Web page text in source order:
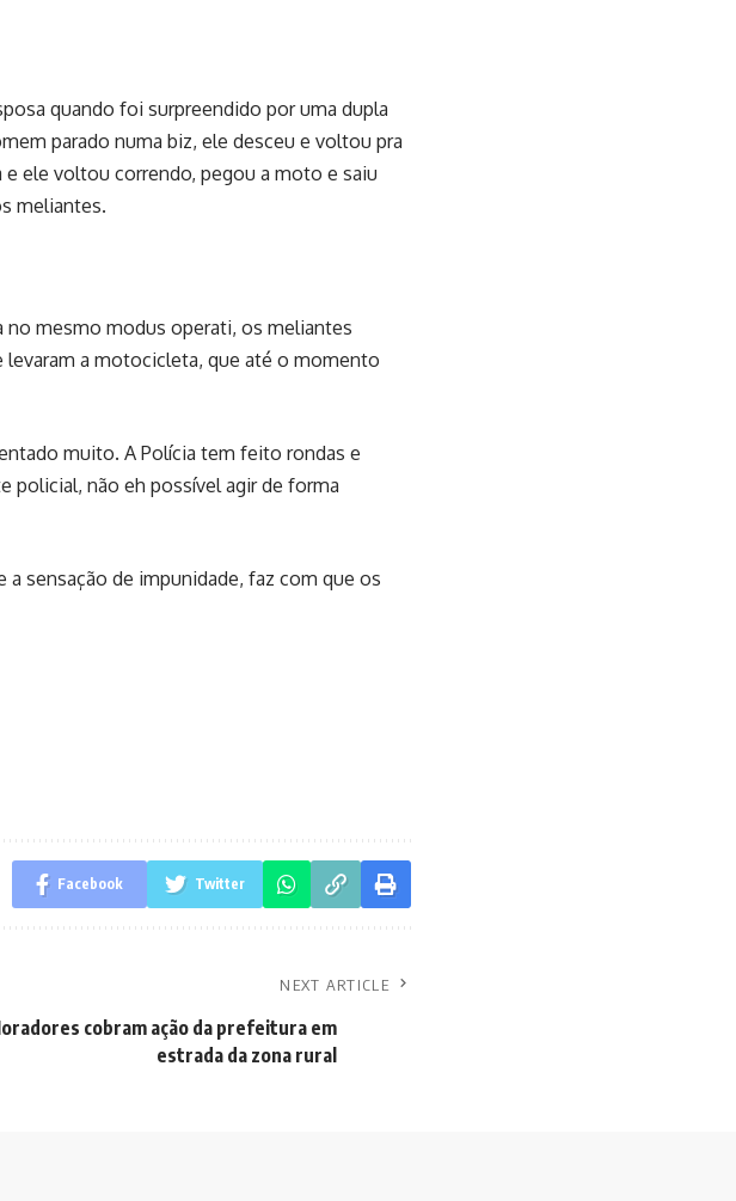
quando foi surpreendido por uma dupla
parado numa biz, ele desceu e voltou pra
ele voltou correndo, pegou a moto e saiu
meliantes.
no mesmo modus operati, os meliantes
a motocicleta, que até o momento
muito. A Polícia tem feito rondas e
policial, não eh possível agir de forma
sensação de impunidade, faz com que os
Facebook Twitter
NEXT ARTICLE
cobram ação da prefeitura em
estrada da zona rural